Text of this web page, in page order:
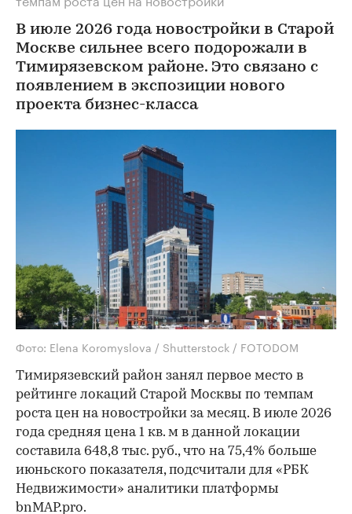
В июле 2026 года новостройки в Старой
Москве сильнее всего подорожали в
Тимирязевском районе. Это связано с
появлением в экспозиции нового
проекта бизнес-класса
Фото: Elena Koromyslova / Shutterstock / FOTODOM
Тимирязевский район занял первое место в
рейтинге локаций Старой Москвы по темпам
роста цен на новостройки за месяц. В июле 2026
года средняя цена 1 кв. м в данной локации
составила 648,8 тыс. руб., что на 75,4% больше
июньского показателя, подсчитали для «РБК
Недвижимости» аналитики платформы
bnMAP.pro.